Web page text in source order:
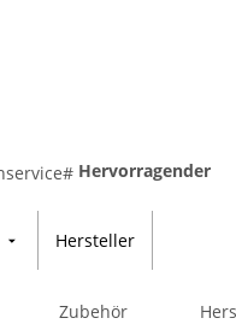
Hervorragender
Hersteller
Zubehör